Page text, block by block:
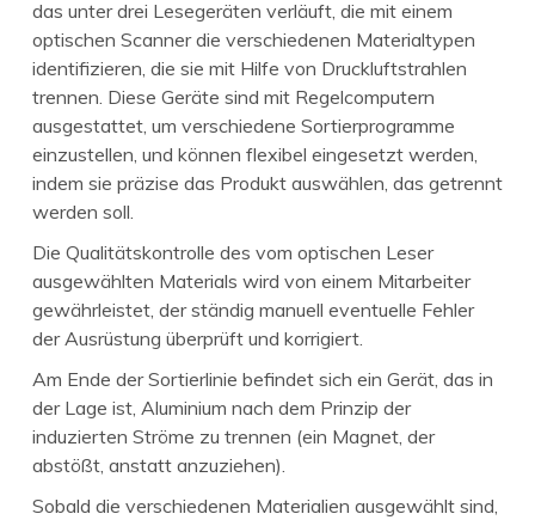
das unter drei Lesegeräten verläuft, die mit einem
optischen Scanner die verschiedenen Materialtypen
identifizieren, die sie mit Hilfe von Druckluftstrahlen
trennen. Diese Geräte sind mit Regelcomputern
ausgestattet, um verschiedene Sortierprogramme
einzustellen, und können flexibel eingesetzt werden,
indem sie präzise das Produkt auswählen, das getrennt
werden soll.
Die Qualitätskontrolle des vom optischen Leser
ausgewählten Materials wird von einem Mitarbeiter
gewährleistet, der ständig manuell eventuelle Fehler
der Ausrüstung überprüft und korrigiert.
Am Ende der Sortierlinie befindet sich ein Gerät, das in
der Lage ist, Aluminium nach dem Prinzip der
induzierten Ströme zu trennen (ein Magnet, der
abstößt, anstatt anzuziehen).
Sobald die verschiedenen Materialien ausgewählt sind,